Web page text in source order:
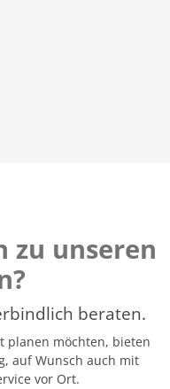
zu unseren
beraten.
planen möchten, bieten
auf Wunsch auch mit
vor Ort.